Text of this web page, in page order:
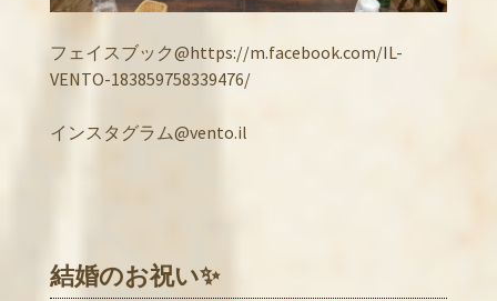
フェイスブック@https://m.facebook.com/IL-
VENTO-183859758339476/
インスタグラム@vento.il
結婚のお祝い✨